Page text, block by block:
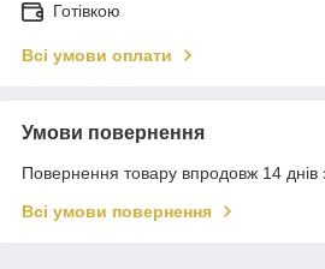
Готівкою
Всі умови оплати
Умови повернення
Повернення товару впродовж 14 днів
Всі умови повернення